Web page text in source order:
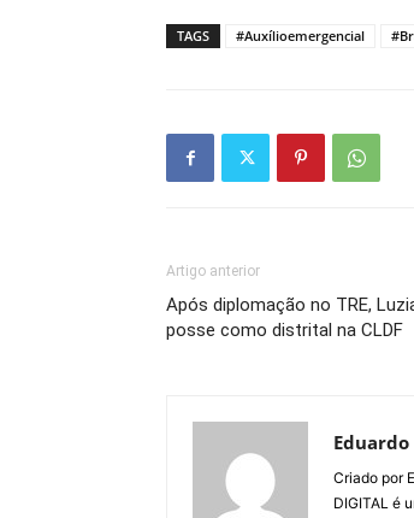
TAGS #Auxílioemergencial
Artigo anterior
Após diplomação no TRE,
posse como distrital na CLDF
Criado por
DIGITAL é